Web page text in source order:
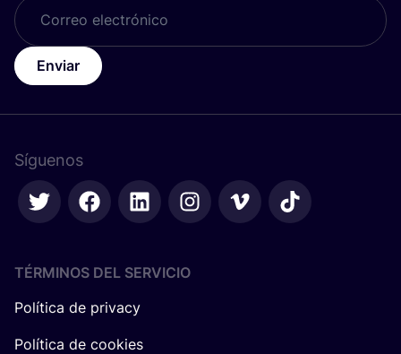
Enviar
Síguenos
TÉRMINOS DEL SERVICIO
Política de privacy
Política de cookies